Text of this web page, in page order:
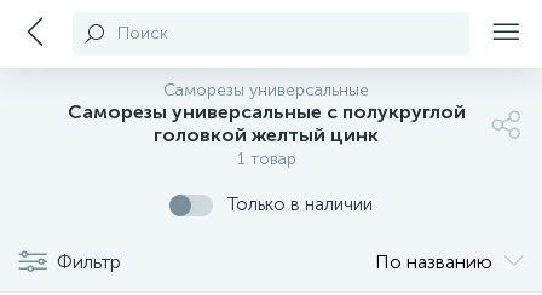
Поиск
Саморезы универсальные
Саморезы универсальные с полукруглой
головкой желтый цинк
1 товар
Только в наличии
Фильтр По названию